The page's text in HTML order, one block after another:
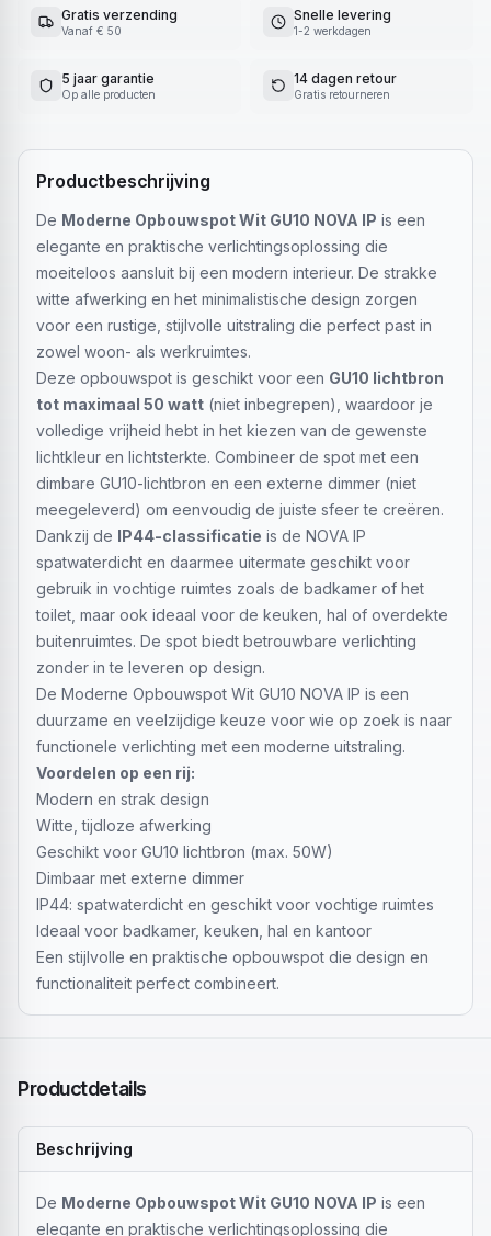
Gratis verzending
Vanaf € 50
Snelle levering
1-2 werkdagen
5 jaar garantie
Op alle producten
14 dagen retour
Gratis retourneren
Productbeschrijving
De Moderne Opbouwspot Wit GU10 NOVA IP is een
elegante en praktische verlichtingsoplossing die
moeiteloos aansluit bij een modern interieur. De strakke
witte afwerking en het minimalistische design zorgen
voor een rustige, stijlvolle uitstraling die perfect past in
zowel woon- als werkruimtes.
Deze opbouwspot is geschikt voor een GU10 lichtbron
tot maximaal 50 watt (niet inbegrepen), waardoor je
volledige vrijheid hebt in het kiezen van de gewenste
lichtkleur en lichtsterkte. Combineer de spot met een
dimbare GU10-lichtbron en een externe dimmer (niet
meegeleverd) om eenvoudig de juiste sfeer te creëren.
Dankzij de IP44-classificatie is de NOVA IP
spatwaterdicht en daarmee uitermate geschikt voor
gebruik in vochtige ruimtes zoals de badkamer of het
toilet, maar ook ideaal voor de keuken, hal of overdekte
buitenruimtes. De spot biedt betrouwbare verlichting
zonder in te leveren op design.
De Moderne Opbouwspot Wit GU10 NOVA IP is een
duurzame en veelzijdige keuze voor wie op zoek is naar
functionele verlichting met een moderne uitstraling.
Voordelen op een rij:
Modern en strak design
Witte, tijdloze afwerking
Geschikt voor GU10 lichtbron (max. 50W)
Dimbaar met externe dimmer
IP44: spatwaterdicht en geschikt voor vochtige ruimtes
Ideaal voor badkamer, keuken, hal en kantoor
Een stijlvolle en praktische opbouwspot die design en
functionaliteit perfect combineert.
Productdetails
Beschrijving
De Moderne Opbouwspot Wit GU10 NOVA IP is een
elegante en praktische verlichtingsoplossing die